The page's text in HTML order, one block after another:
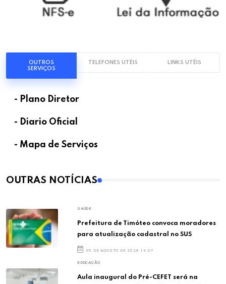
OUTROS
SERVIÇOS
TELEFONES UTÉIS LINKS UTÉIS
- Plano Diretor
- Diario Oficial
- Mapa de Serviços
OUTRAS NOTÍCIAS
SAÚDE
Prefeitura de Timóteo convoca moradores
para atualização cadastral no SUS
05 DE AGOSTO DE 2026 14:07
EDUCAÇÃO
Aula inaugural do Pré-CEFET será na